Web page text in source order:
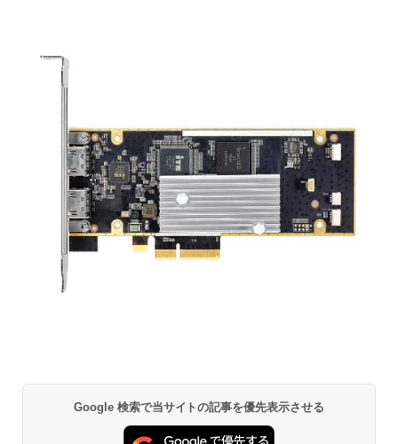
Google 検索で当サイトの記事を優先表示させる